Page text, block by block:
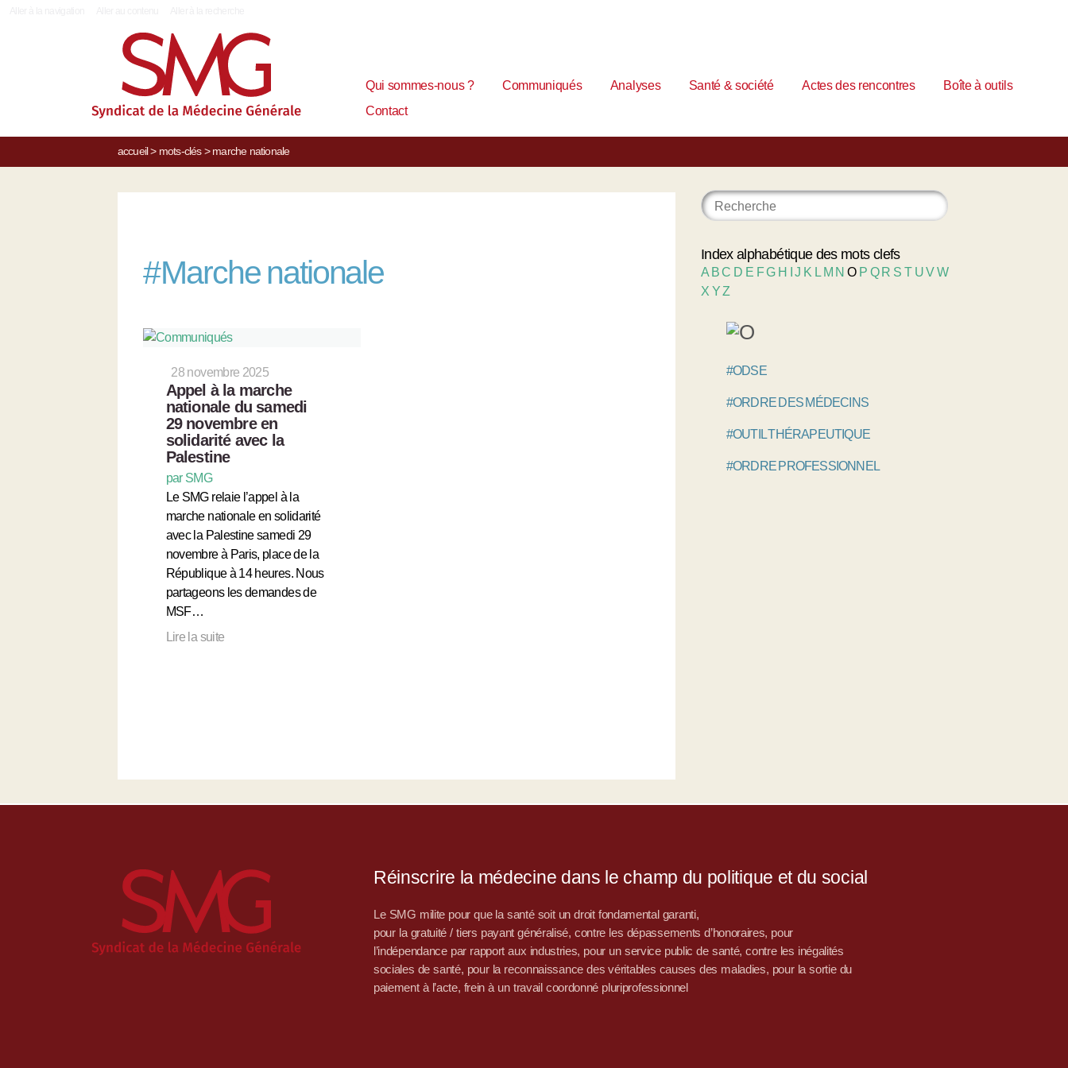
Qui sommes-nous ? Communiqués Analyses Santé & société Actes des rencontres
Boîte à outils
Contact
accueil> mots-clés> marche nationale
#Marche nationale
28 novembre 2025
Appel à la marche
nationale du samedi
29 novembre en
solidarité avec la
Palestine
par SMG
Le SMG relaie l’appel à la
marche nationale en solidarité
avec la Palestine samedi 29
novembre à Paris, place de la
République à 14 heures. Nous
partageons les demandes de
MSF…
Lire la suite
Index alphabétique des mots clefs
A BC D E FG H IJ K L M NO P Q R S T UVW
X YZ
#ODSE
#ORDRE DES MÉDECINS
#OUTIL THÉRAPEUTIQUE
#ORDRE PROFESSIONNEL
Réinscrire la médecine dans le champ du politique et du social
Le SMG milite pour que la santé soit un droit fondamental garanti,
pour la gratuité / tiers payant généralisé, contre les dépassements d’honoraires, pour
l’indépendance par rapport aux industries, pour un service public de santé, contre les inégalités
sociales de santé, pour la reconnaissance des véritables causes des maladies, pour la sortie du
paiement à l’acte, frein à un travail coordonné pluriprofessionnel